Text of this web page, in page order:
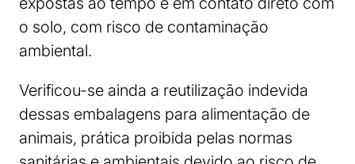
o solo, com risco de contaminação
ambiental.
Verificou-se ainda a reutilização indevida
dessas embalagens para alimentação de
animais, prática proibida pelas normas